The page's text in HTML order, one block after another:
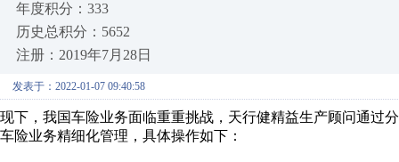
年度积分：333
历史总积分：5652
注册：2019年7月28日
发表于：2022-01-07 09:40:58
现下，我国车险业务面临重重挑战，天行健精益生产顾问通过
车险业务精细化管理，具体操作如下：